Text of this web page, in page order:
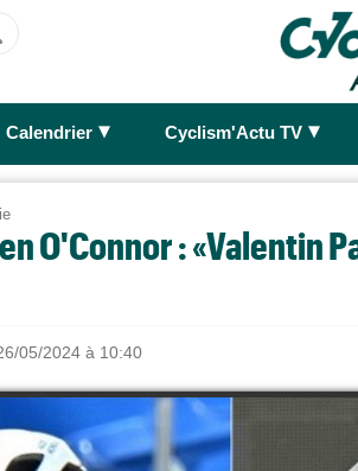
Calendrier ► Cyclism'Actu TV ►
O'Connor : «Valentin
05/2024 à 10:40